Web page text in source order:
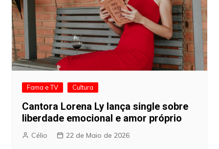
Fama e TV Cultura
Cantora Lorena Ly lança single sobre
liberdade emocional e amor próprio
Célio 22 de Maio de 2026